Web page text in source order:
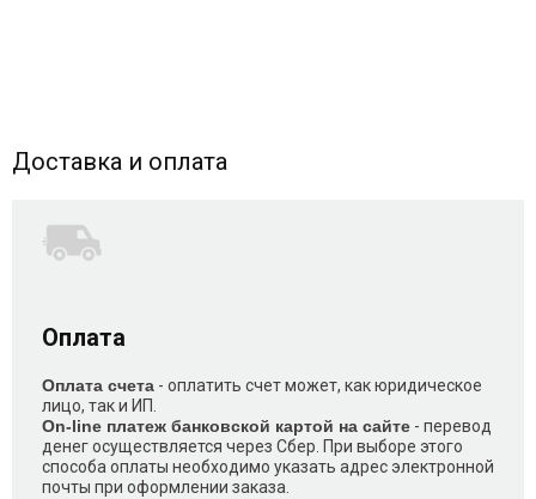
Доставка и оплата
Оплата
Оплата счета - оплатить счет может, как юридическое
лицо, так и ИП.
On-line платеж банковской картой на сайте - перевод
денег осуществляется через Сбер. При выборе этого
способа оплаты необходимо указать адрес электронной
почты при оформлении заказа.